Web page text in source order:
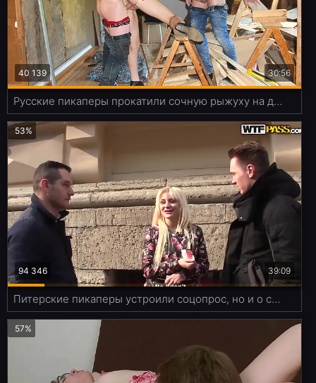
30:56
40 139
Русские пикаперы прокатили сочную рыжуху на двух хуям в заброшке
39:09
53%
94 346
Питерские пикаперы устроили соцопрос, но и о сексе не забыли
57%